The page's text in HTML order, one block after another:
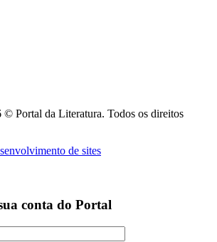
Portal da Literatura. Todos os direitos
conta do Portal